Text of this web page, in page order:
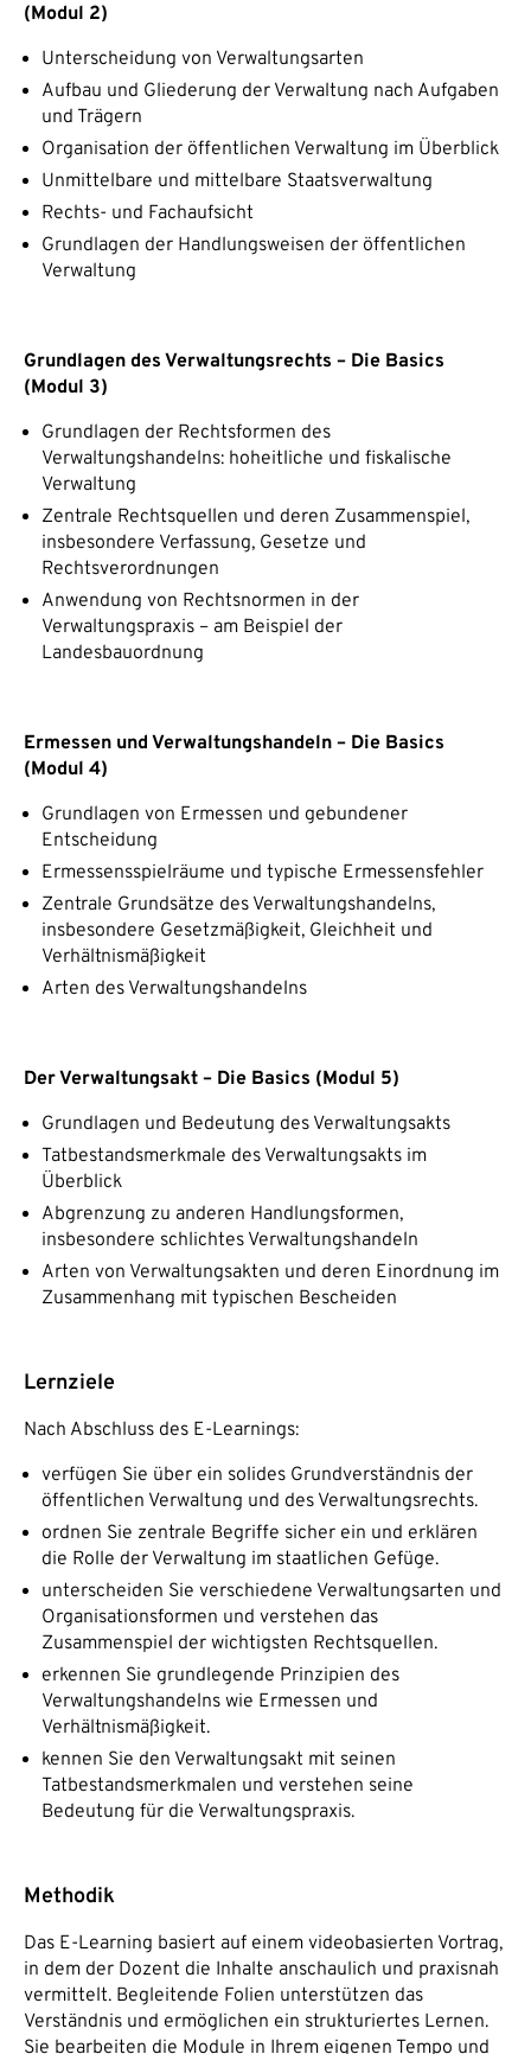
(Modul 2)
Unterscheidung von Verwaltungsarten
Aufbau und Gliederung der Verwaltung nach Aufgaben
und Trägern
Organisation der öffentlichen Verwaltung im Überblick
Unmittelbare und mittelbare Staatsverwaltung
Rechts- und Fachaufsicht
Grundlagen der Handlungsweisen der öffentlichen
Verwaltung
Grundlagen des Verwaltungsrechts – Die Basics
(Modul 3)
Grundlagen der Rechtsformen des
Verwaltungshandelns: hoheitliche und fiskalische
Verwaltung
Zentrale Rechtsquellen und deren Zusammenspiel,
insbesondere Verfassung, Gesetze und
Rechtsverordnungen
Anwendung von Rechtsnormen in der
Verwaltungspraxis – am Beispiel der
Landesbauordnung
Ermessen und Verwaltungshandeln – Die Basics
(Modul 4)
Grundlagen von Ermessen und gebundener
Entscheidung
Ermessensspielräume und typische Ermessensfehler
Zentrale Grundsätze des Verwaltungshandelns,
insbesondere Gesetzmäßigkeit, Gleichheit und
Verhältnismäßigkeit
Arten des Verwaltungshandelns
Der Verwaltungsakt – Die Basics (Modul 5)
Grundlagen und Bedeutung des Verwaltungsakts
Tatbestandsmerkmale des Verwaltungsakts im
Überblick
Abgrenzung zu anderen Handlungsformen,
insbesondere schlichtes Verwaltungshandeln
Arten von Verwaltungsakten und deren Einordnung im
Zusammenhang mit typischen Bescheiden
Lernziele
Nach Abschluss des E-Learnings:
verfügen Sie über ein solides Grundverständnis der
öffentlichen Verwaltung und des Verwaltungsrechts.
ordnen Sie zentrale Begriffe sicher ein und erklären
die Rolle der Verwaltung im staatlichen Gefüge.
unterscheiden Sie verschiedene Verwaltungsarten und
Organisationsformen und verstehen das
Zusammenspiel der wichtigsten Rechtsquellen.
erkennen Sie grundlegende Prinzipien des
Verwaltungshandelns wie Ermessen und
Verhältnismäßigkeit.
kennen Sie den Verwaltungsakt mit seinen
Tatbestandsmerkmalen und verstehen seine
Bedeutung für die Verwaltungspraxis.
Methodik
Das E-Learning basiert auf einem videobasierten Vortrag,
in dem der Dozent die Inhalte anschaulich und praxisnah
vermittelt. Begleitende Folien unterstützen das
Verständnis und ermöglichen ein strukturiertes Lernen.
Sie bearbeiten die Module in Ihrem eigenen Tempo und